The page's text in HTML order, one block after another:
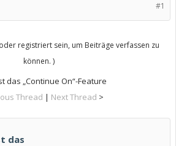
#1
registriert sein, um Beiträge verfassen zu
können. )
das „Continue On“-Feature
Thread | Next Thread >
das